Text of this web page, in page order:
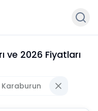
ve 2026 Fiyatları
Karaburun